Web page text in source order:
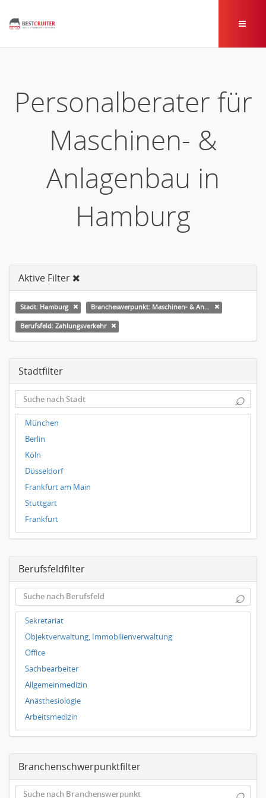
Personalberater für
Maschinen- &
Anlagenbau in
Hamburg
Aktive Filter
Stadt: Hamburg Brancheswerpunkt: Maschinen- & Anlagenbau
Berufsfeld: Zahlungsverkehr
Stadtfilter
⌕
München
Berlin
Köln
Düsseldorf
Frankfurt am Main
Stuttgart
Frankfurt
Dresden
Leipzig
Dortmund
Wuppertal
Hallbergmoos
Würzburg
Grünwald
Ulm
Bielefeld
Hannover
Duisburg
Berufsfeldfilter
⌕
Sekretariat
Objektverwaltung, Immobilienverwaltung
Office
Sachbearbeiter
Allgemeinmedizin
Anästhesiologie
Arbeitsmedizin
Augenheilkunde
Frauenheilkunde, Geburtshilfe
Hals-Nasen-Ohrenheilkunde
Branchenschwerpunktfilter